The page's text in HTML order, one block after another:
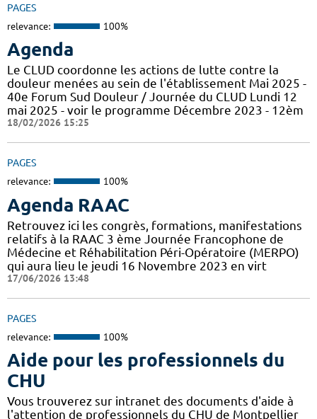
PAGES
relevance: 100%
Agenda
Le CLUD coordonne les actions de lutte contre la
douleur menées au sein de l'établissement Mai 2025 -
40e Forum Sud Douleur / Journée du CLUD Lundi 12
mai 2025 - voir le programme Décembre 2023 - 12èm
18/02/2026 15:25
PAGES
relevance: 100%
Agenda RAAC
Retrouvez ici les congrès, formations, manifestations
relatifs à la RAAC 3 ème Journée Francophone de
Médecine et Réhabilitation Péri-Opératoire (MERPO)
qui aura lieu le jeudi 16 Novembre 2023 en virt
17/06/2026 13:48
PAGES
relevance: 100%
Aide pour les professionnels du
CHU
Vous trouverez sur intranet des documents d'aide à
l'attention de professionnels du CHU de Montpellier